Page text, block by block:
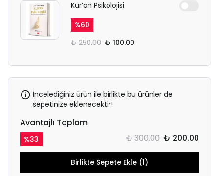
Kur’an Psikolojisi
%60
₺ 250.00 ₺ 100.00
İncelediğiniz ürün ile birlikte bu ürünler de
sepetinize eklenecektir!
Avantajlı Toplam
%33 ₺ 300.00 ₺ 200.00
Birlikte Sepete Ekle (1)